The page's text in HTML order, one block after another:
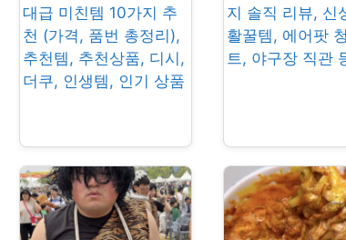
대급 미친템 10가지 추
천 (가격, 품번 총정리),
추천템, 추천상품, 디시,
더쿠, 인생템, 인기 상품
지 솔직 리뷰, 신
활꿀템, 에어팟
트, 야구장 직관